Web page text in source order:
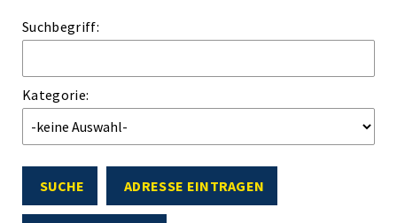
Suchbegriff:
Kategorie:
SUCHE ADRESSE EINTRAGEN